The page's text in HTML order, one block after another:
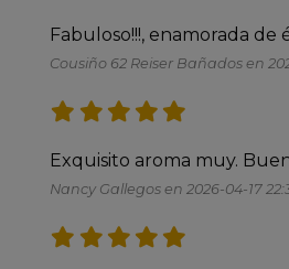
Fabuloso!!!, enamorada de
Cousiño 62 Reiser Bañados en
Nancy Gallegos en 2026-04-17